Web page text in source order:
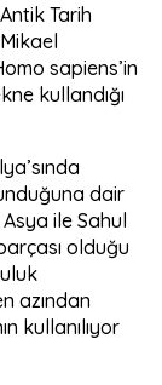
Tarih
sapiens’in
kullandığı
dair
ile Sahul
olduğu
azından
kullanılıyor